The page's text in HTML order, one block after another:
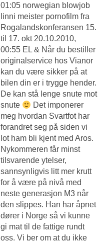
01:05 norwegian blowjob
linni meister pornofilm fra
Rogalandskonferansen 15.
til 17. okt 20.10.2010,
00:55 EL & Når du bestiller
originalservice hos Vianor
kan du være sikker på at
bilen din er i trygge hender.
De kan stå lenge snute mot
snute
Det imponerer
meg hvordan Svartfot har
forandret seg på siden vi
lot ham bli kjent med Aros.
Nykommeren får minst
tilsvarende ytelser,
sannsynligvis litt mer krutt
for å være på nivå med
neste generasjon M3 når
den slippes. Han har åpnet
dører i Norge så vi kunne
gi mat til de fattige rundt
oss. Vi ber om at du ikke